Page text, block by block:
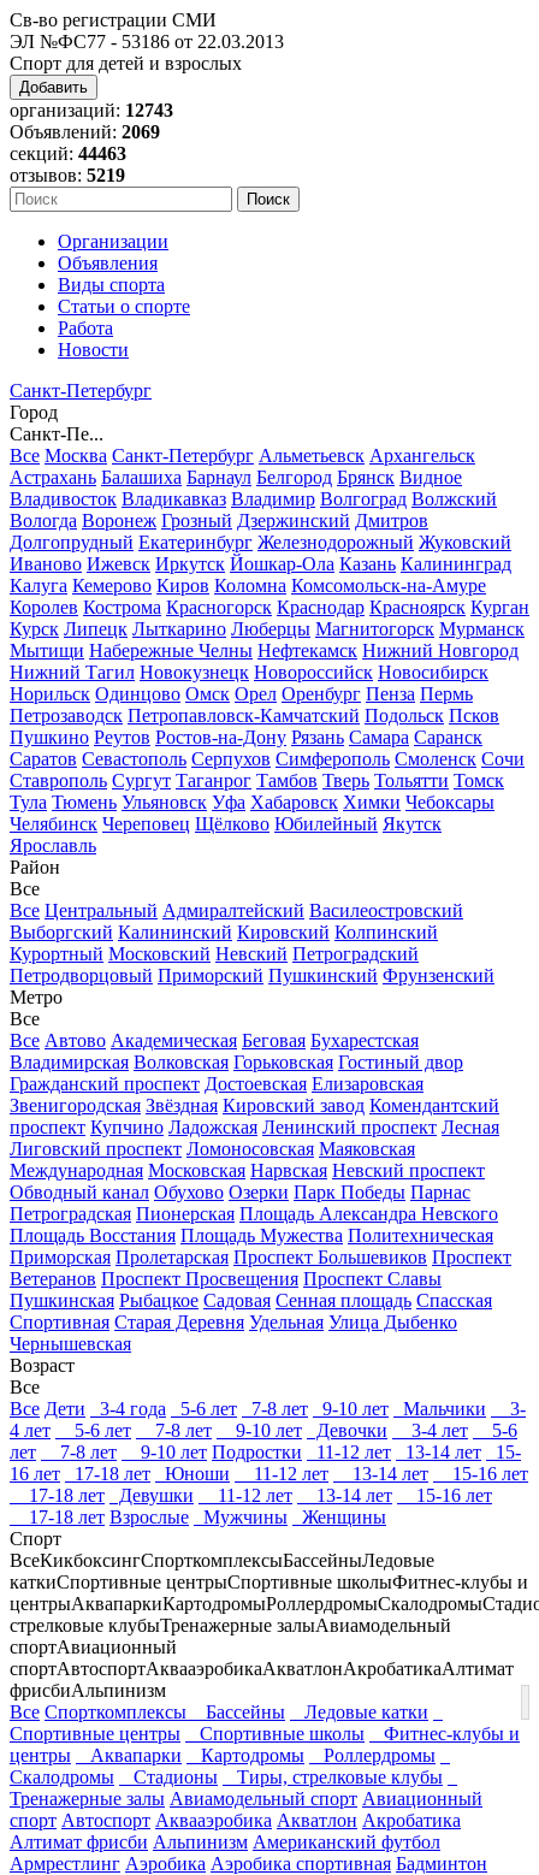
Св-во регистрации СМИ
ЭЛ №ФС77 - 53186 от 22.03.2013
Спорт для детей и взрослых
Добавить
организаций: 12743
Объявлений: 2069
секций: 44463
отзывов: 5219
Организации
Объявления
Виды спорта
Статьи о спорте
Работа
Новости
Санкт-Петербург
Город
Санкт-Пе...
Все Москва Санкт-Петербург Альметьевск Архангельск
Астрахань Балашиха Барнаул Белгород Брянск Видное
Владивосток Владикавказ Владимир Волгоград Волжский
Вологда Воронеж Грозный Дзержинский Дмитров
Долгопрудный Екатеринбург Железнодорожный Жуковский
Иваново Ижевск Иркутск Йошкар-Ола Казань Калининград
Калуга Кемерово Киров Коломна Комсомольск-на-Амуре
Королев Кострома Красногорск Краснодар Красноярск Курган
Курск Липецк Лыткарино Люберцы Магнитогорск Мурманск
Мытищи Набережные Челны Нефтекамск Нижний Новгород
Нижний Тагил Новокузнецк Новороссийск Новосибирск
Норильск Одинцово Омск Орел Оренбург Пенза Пермь
Петрозаводск Петропавловск-Камчатский Подольск Псков
Пушкино Реутов Ростов-на-Дону Рязань Самара Саранск
Саратов Севастополь Серпухов Симферополь Смоленск Сочи
Ставрополь Сургут Таганрог Тамбов Тверь Тольятти Томск
Тула Тюмень Ульяновск Уфа Хабаровск Химки Чебоксары
Челябинск Череповец Щёлково Юбилейный Якутск
Ярославль
Район
Все
Все Центральный Адмиралтейский Василеостровский
Выборгский Калининский Кировский Колпинский
Курортный Московский Невский Петроградский
Петродворцовый Приморский Пушкинский Фрунзенский
Метро
Все
Все Автово Академическая Беговая Бухарестская
Владимирская Волковская Горьковская Гостиный двор
Гражданский проспект Достоевская Елизаровская
Звенигородская Звёздная Кировский завод Комендантский
проспект Купчино Ладожская Ленинский проспект Лесная
Лиговский проспект Ломоносовская Маяковская
Международная Московская Нарвская Невский проспект
Обводный канал Обухово Озерки Парк Победы Парнас
Петроградская Пионерская Площадь Александра Невского
Площадь Восстания Площадь Мужества Политехническая
Приморская Пролетарская Проспект Большевиков Проспект
Ветеранов Проспект Просвещения Проспект Славы
Пушкинская Рыбацкое Садовая Сенная площадь Спасская
Спортивная Старая Деревня Удельная Улица Дыбенко
Чернышевская
Возраст
Все
Все Дети 3-4 года 5-6 лет 7-8 лет 9-10 лет Мальчики
3-
4 лет
5-6 лет 7-8 лет 9-10 лет Девочки 3-4 лет
5-6
лет
7-8 лет 9-10 лет Подростки 11-12 лет 13-14 лет
15-
16 лет
17-18 лет Юноши 11-12 лет 13-14 лет
15-16 лет
17-18 лет
Девушки 11-12 лет 13-14 лет
15-16 лет
17-18 лет Взрослые Мужчины
Женщины
Спорт
ВсеКикбоксингСпорткомплексыБассейныЛедовые
каткиСпортивные центрыСпортивные школыФитнес-клубы и
центрыАквапаркиКартодромыРоллердромыСкалодромы
стрелковые клубыТренажерные залыАвиамодельный
спортАвиационный
спортАвтоспортАквааэробикаАкватлонАкробатикаАлтимат
фрисбиАльпинизм
Все Спорткомплексы Бассейны
Ледовые катки
Спортивные центры
Спортивные школы
Фитнес-клубы и
центры
Аквапарки Картодромы
Роллердромы
Скалодромы
Стадионы
Тиры, стрелковые клубы
Тренажерные залы Авиамодельный спорт Авиационный
спорт Автоспорт Аквааэробика Акватлон Акробатика
Алтимат фрисби Альпинизм Американский футбол
Армрестлинг Аэробика Аэробика спортивная Бадминтон